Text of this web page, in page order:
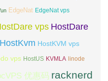
EdgeNat EdgeNat vps
vps HostDare
HostKvm HostKVM vps
vps HostUS KVMLA linode
优惠码 racknerd